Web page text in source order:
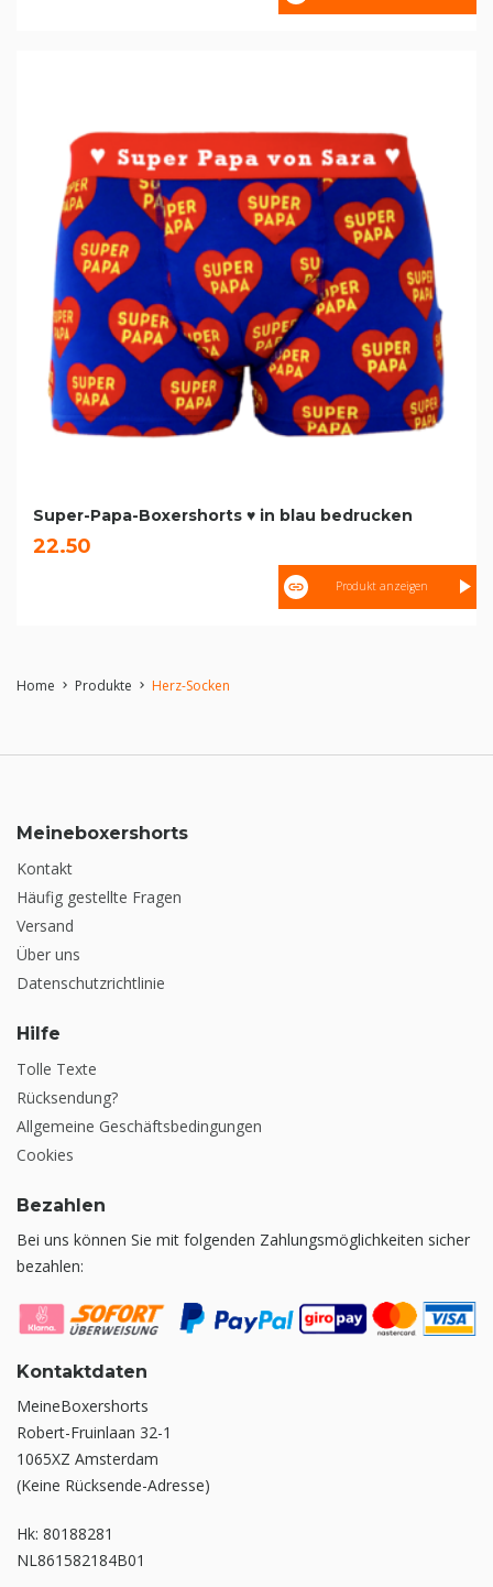
Super-Papa-Boxershorts ♥ in blau bedrucken
22.50
Produkt anzeigen
Home chevron_right Produkte chevron_right Herz-Socken
Meineboxershorts
Kontakt
Häufig gestellte Fragen
Versand
Über uns
Datenschutzrichtlinie
Hilfe
Tolle Texte
Rücksendung?
Allgemeine Geschäftsbedingungen
Cookies
Bezahlen
Bei uns können Sie mit folgenden Zahlungsmöglichkeiten sicher
bezahlen:
Kontaktdaten
MeineBoxershorts
Robert-Fruinlaan 32-1
1065XZ Amsterdam
(Keine Rücksende-Adresse)
Hk: 80188281
NL861582184B01